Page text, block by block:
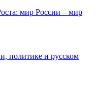
мир России – мир
политике и русском